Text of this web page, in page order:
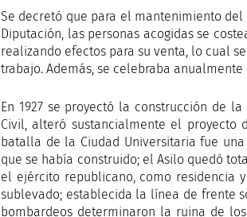
Se decretó que para el mantenimiento
Diputación, las personas acogidas se
realizando efectos para su venta, lo cual
trabajo. Además, se celebraba
En 1927 se proyectó la construcción de
Civil, alteró sustancialmente el proyecto
batalla de la Ciudad Universitaria fue
que se había construido; el Asilo quedó
el ejército republicano, como residencia
sublevado; establecida la línea de frente
bombardeos determinaron la ruina de